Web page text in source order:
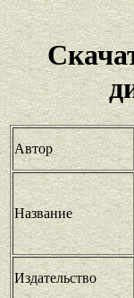
Автор
Название
Издательство